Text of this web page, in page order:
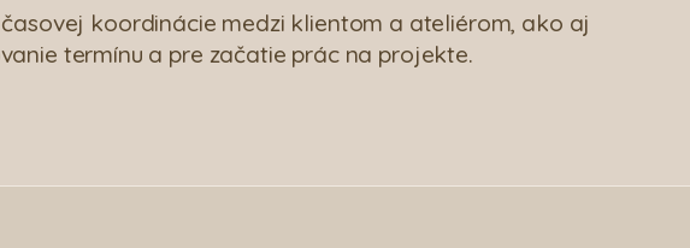
koordinácie medzi klientom a ateliérom, ako aj
termínu a pre začatie prác na projekte.